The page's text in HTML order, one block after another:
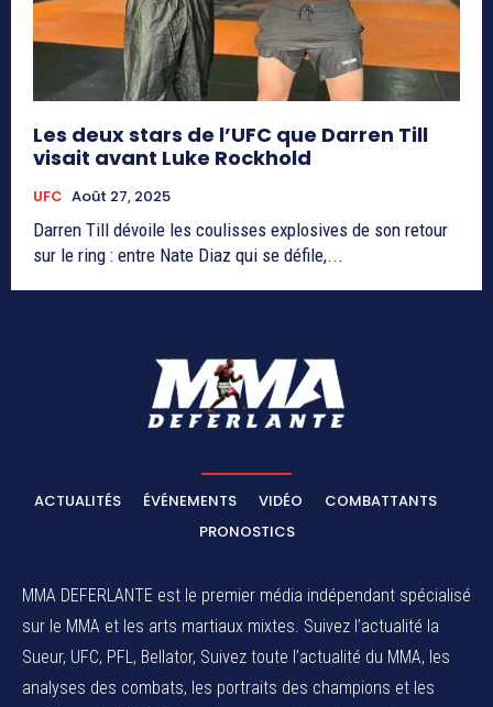
Les deux stars de l’UFC que Darren Till
visait avant Luke Rockhold
UFC Août 27, 2025
Darren Till dévoile les coulisses explosives de son retour
sur le ring : entre Nate Diaz qui se défile,...
ACTUALITÉS ÉVÉNEMENTS VIDÉO
COMBATTANTS
PRONOSTICS
MMA DEFERLANTE est le premier média indépendant spécialisé
sur le MMA et les arts martiaux mixtes. Suivez l’actualité la
Sueur, UFC, PFL, Bellator, Suivez toute l’actualité du MMA, les
analyses des combats, les portraits des champions et les